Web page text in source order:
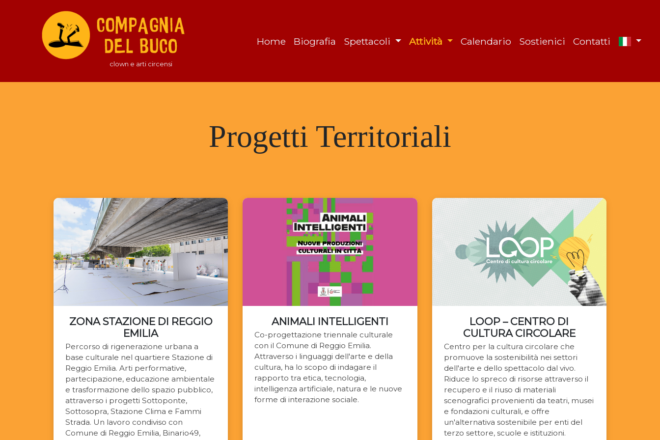
clown e arti circensi
Home Biografia Spettacoli Attività Calendario Sostienici Contatti
Progetti Territoriali
ZONA STAZIONE DI REGGIO
EMILIA
Percorso di rigenerazione urbana a
base culturale nel quartiere Stazione di
Reggio Emilia. Arti performative,
partecipazione, educazione ambientale
e trasformazione dello spazio pubblico,
attraverso i progetti Sottoponte,
Sottosopra, Stazione Clima e Fammi
Strada. Un lavoro condiviso con
Comune di Reggio Emilia, Binario49,
ANIMALI INTELLIGENTI
Co-progettazione triennale culturale
con il Comune di Reggio Emilia.
Attraverso i linguaggi dell'arte e della
cultura, ha lo scopo di indagare il
rapporto tra etica, tecnologia,
intelligenza artificiale, natura e le nuove
forme di interazione sociale.
LOOP – CENTRO DI
CULTURA CIRCOLARE
Centro per la cultura circolare che
promuove la sostenibilità nei settori
dell'arte e dello spettacolo dal vivo.
Riduce lo spreco di risorse attraverso il
recupero e il riuso di materiali
scenografici provenienti da teatri, musei
e fondazioni culturali, e offre
un'alternativa sostenibile per enti del
terzo settore, scuole e istituzioni.